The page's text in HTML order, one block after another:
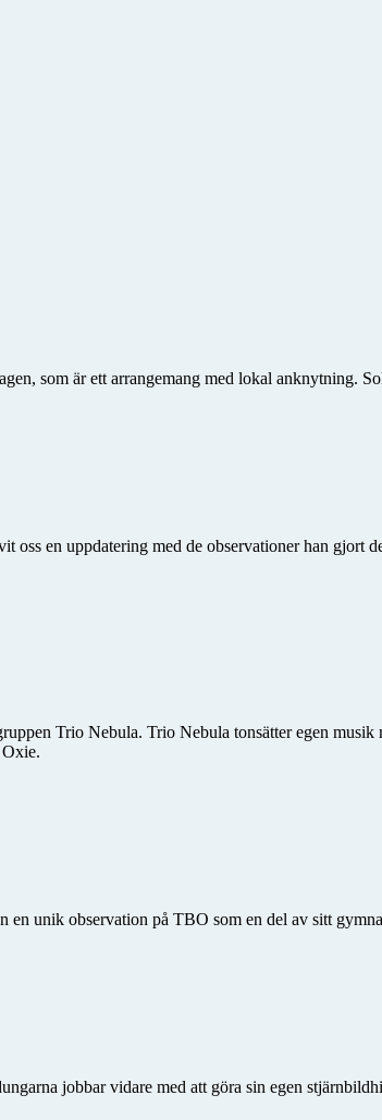
som är ett arrangemang med lokal anknytning.
oss en uppdatering med de observationer han gjort
Trio Nebula. Trio Nebula tonsätter egen
unik observation på TBO som en del av sitt
jobbar vidare med att göra sin egen